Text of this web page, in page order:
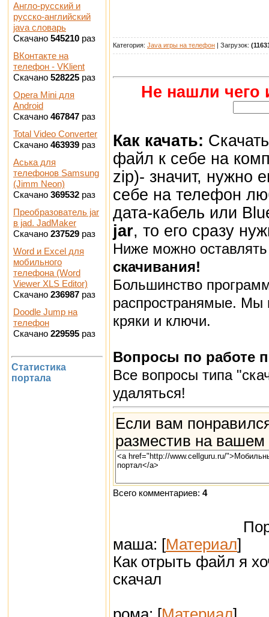
Англо-русский и
русско-английский
java словарь
Скачано 545210 раз
ВКонтакте на
телефон - VKlient
Скачано 528225 раз
Opera Mini для
Android
Скачано 467847 раз
Total Video Converter
Скачано 463939 раз
Аська для
телефонов Samsung
(Jimm Neon)
Скачано 369532 раз
Преобразователь jar
в jad. JadMaker
Скачано 237529 раз
Word и Excel для
мобильного
телефона (Word
Viewer XLS Editor)
Скачано 236987 раз
Doodle Jump на
телефон
Скачано 229595 раз
Статистика
портала
Категория: Java игры на телефон | Загрузок:
Не нашли чего
Как качать:
файл к себе на
zip)- значит, нужно
себе на телефон
дата-кабель или
jar, то его сразу
Ниже можно
скачивания!
Большинство
распространямые. Мы
кряки и ключи.
Вопросы по работе
Все вопросы типа
удаляться!
Если вам
разместив на вашем
Всего комментариев: 4
маша: [Материал]
Как отрыть файл я
скачал